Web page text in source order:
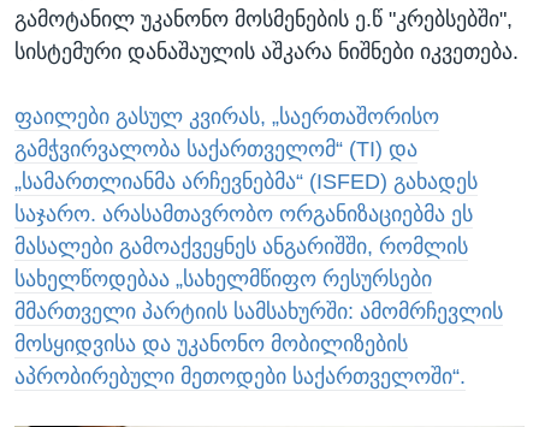
გამოტანილ უკანონო მოსმენების ე.წ "კრებსებში",
სისტემური დანაშაულის აშკარა ნიშნები იკვეთება.
ფაილები გასულ კვირას, „საერთაშორისო
გამჭვირვალობა საქართველომ“ (TI) და
„სამართლიანმა არჩევნებმა“ (ISFED) გახადეს
საჯარო. არასამთავრობო ორგანიზაციებმა ეს
მასალები გამოაქვეყნეს ანგარიშში, რომლის
სახელწოდებაა „სახელმწიფო რესურსები
მმართველი პარტიის სამსახურში: ამომრჩევლის
მოსყიდვისა და უკანონო მობილიზების
აპრობირებული მეთოდები საქართველოში“.